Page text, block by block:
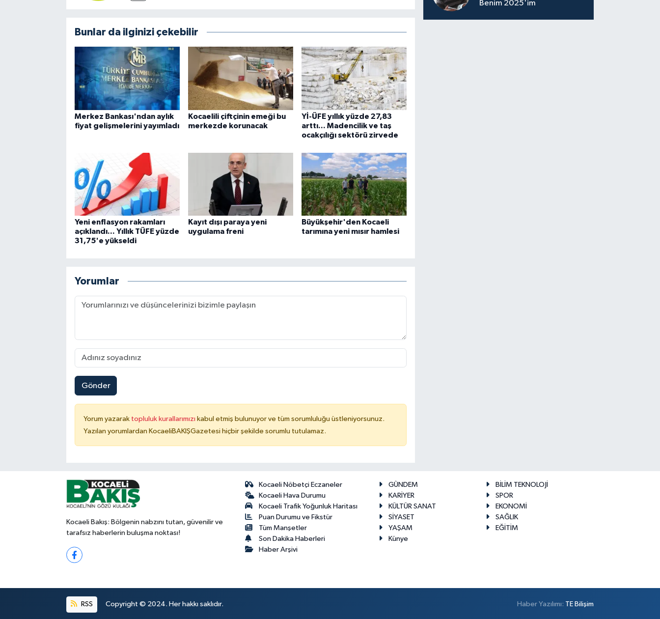
Bunlar da ilginizi çekebilir
Merkez Bankası'ndan aylık
fiyat gelişmelerini yayımladı
Kocaelili çiftçinin emeği bu
merkezde korunacak
Yİ-ÜFE yıllık yüzde 27,83
arttı... Madencilik ve taş
ocakçılığı sektörü zirvede
Yeni enflasyon rakamları
açıklandı... Yıllık TÜFE yüzde
31,75'e yükseldi
Kayıt dışı paraya yeni
uygulama freni
Büyükşehir'den Kocaeli
tarımına yeni mısır hamlesi
Yorumlar
Gönder
Yorum yazarak topluluk kurallarımızı kabul etmiş bulunuyor ve tüm sorumluluğu üstleniyorsunuz.
Yazılan yorumlardan KocaeliBAKIŞGazetesi hiçbir şekilde sorumlu tutulamaz.
Benim 2025'im
Kocaeli Bakış: Bölgenin nabzını tutan, güvenilir ve
tarafsız haberlerin buluşma noktası!
Kocaeli Nöbetçi Eczaneler
Kocaeli Hava Durumu
Kocaeli Trafik Yoğunluk Haritası
Puan Durumu ve Fikstür
Tüm Manşetler
Son Dakika Haberleri
Haber Arşivi
GÜNDEM
BİLİM TEKNOLOJİ
KARİYER
SPOR
KÜLTÜR SANAT
EKONOMİ
SİYASET
SAĞLIK
YAŞAM
EĞİTİM
Künye
RSS Copyright © 2024. Her hakkı saklıdır. Haber Yazılımı: TE Bilişim